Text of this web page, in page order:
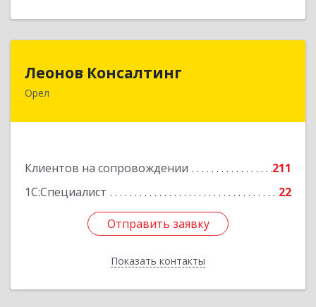
Леонов Консалтинг
Орел
Клиентов на сопровождении
211
1С:Специалист
22
Отправить заявку
Показать контакты
302030, Орловская обл, Орловский р-н, Орел г,
Отправить заявку
Назад